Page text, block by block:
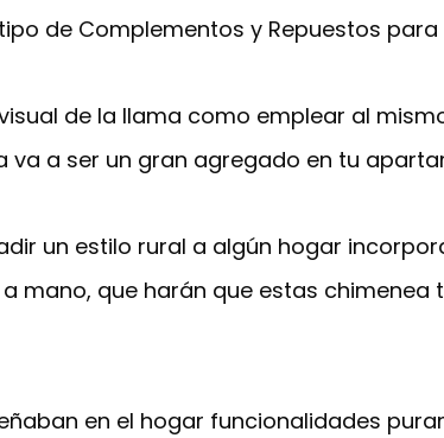
de Complementos y Repuestos
de la llama como emplear al
a ser un gran agregado en tu
un estilo rural a algún hogar
mano, que harán que estas
en el hogar funcionalidades